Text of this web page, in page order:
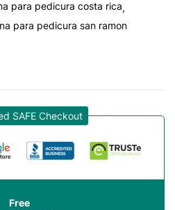
para pedicura costa rica
para pedicura san ramon
SAFE Checkout
Free